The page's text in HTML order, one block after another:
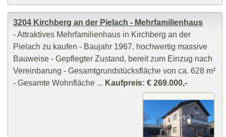
3204 Kirchberg an der Pielach - Mehrfamilienhaus
- Attraktives Mehrfamilienhaus in Kirchberg an der
Pielach zu kaufen - Baujahr 1967, hochwertig massive
Bauweise - Gepflegter Zustand, bereit zum Einzug nach
Vereinbarung - Gesamtgrundstücksfläche von ca. 628 m²
- Gesamte Wohnfläche ... Kaufpreis: € 269.000,-